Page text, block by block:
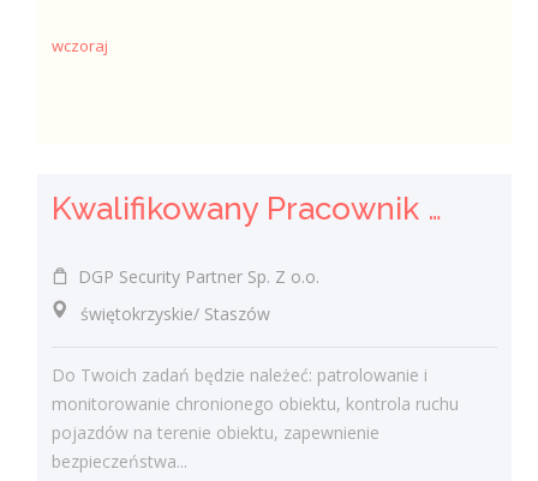
wczoraj
Kwalifikowany Pracownik / Kwalifikowana Pracowniczka Ochrony
DGP Security Partner Sp. Z o.o.
świętokrzyskie/ Staszów
Do Twoich zadań będzie należeć: patrolowanie i
monitorowanie chronionego obiektu, kontrola ruchu
pojazdów na terenie obiektu, zapewnienie
bezpieczeństwa...